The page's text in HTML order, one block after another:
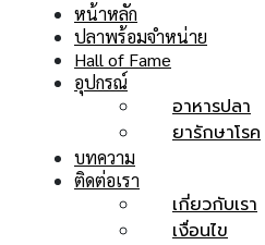
หน้าหลัก
ปลาพร้อมจำหน่าย
Hall of Fame
อุปกรณ์
อาหารปลา
ยารักษาโรค
บทความ
ติดต่อเรา
เกี่ยวกับเรา
เงื่อนไข